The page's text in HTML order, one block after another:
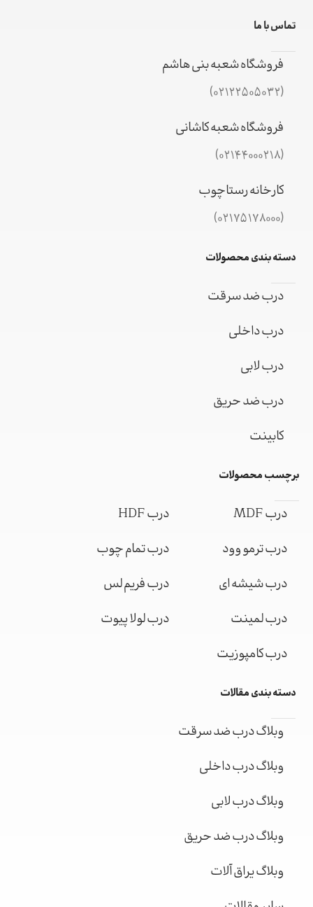
تماس با ما
فروشگاه شعبه بنی هاشم
(02122505032)
فروشگاه شعبه کاشانی
(02144000218)
کارخانه رستاچوب
(02175178000)
دسته بندی محصولات
درب ضد سرقت
درب داخلی
درب لابی
درب ضد حریق
کابینت
برچسب محصولات
درب MDF
درب HDF
درب ترمو وود
درب تمام چوب
درب شیشه ای
درب فریم لس
درب لمینت
درب لولا پیوت
درب کامپوزیت
دسته بندی مقالات
وبلاگ درب ضد سرقت
وبلاگ درب داخلی
وبلاگ درب لابی
وبلاگ درب ضد حریق
وبلاگ یراق آلات